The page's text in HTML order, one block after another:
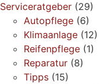
Serviceratgeber (29)
Autopflege (6)
Klimaanlage (12)
Reifenpflege (1)
Reparatur (8)
Tipps (15)